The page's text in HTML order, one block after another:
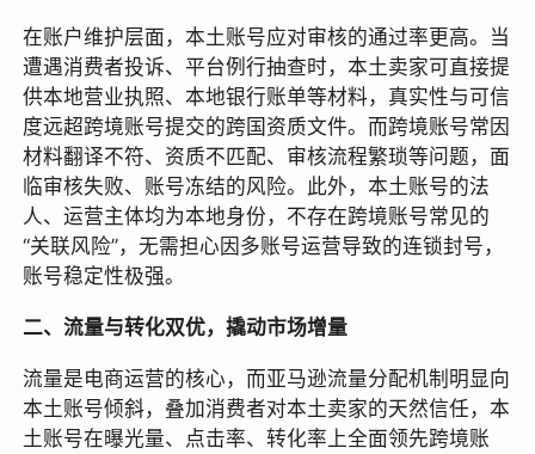
在账户维护层面，本土账号应对审核的通过率更高。当
遭遇消费者投诉、平台例行抽查时，本土卖家可直接提
供本地营业执照、本地银行账单等材料，真实性与可信
度远超跨境账号提交的跨国资质文件。而跨境账号常因
材料翻译不符、资质不匹配、审核流程繁琐等问题，面
临审核失败、账号冻结的风险。此外，本土账号的法
人、运营主体均为本地身份，不存在跨境账号常见的
“关联风险”，无需担心因多账号运营导致的连锁封号，
账号稳定性极强。
二、流量与转化双优，撬动市场增量
流量是电商运营的核心，而亚马逊流量分配机制明显向
本土账号倾斜，叠加消费者对本土卖家的天然信任，本
土账号在曝光量、点击率、转化率上全面领先跨境账